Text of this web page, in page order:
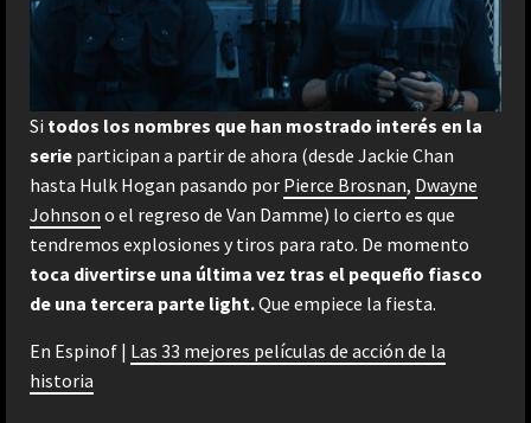
Si todos los nombres que han mostrado interés en la
serie participan a partir de ahora (desde Jackie Chan
hasta Hulk Hogan pasando por Pierce Brosnan, Dwayne
Johnson o el regreso de Van Damme) lo cierto es que
tendremos explosiones y tiros para rato. De momento
toca divertirse una última vez tras el pequeño fiasco
de una tercera parte light.Que empiece la fiesta.
En Espinof | Las 33 mejores películas de acción de la
historia